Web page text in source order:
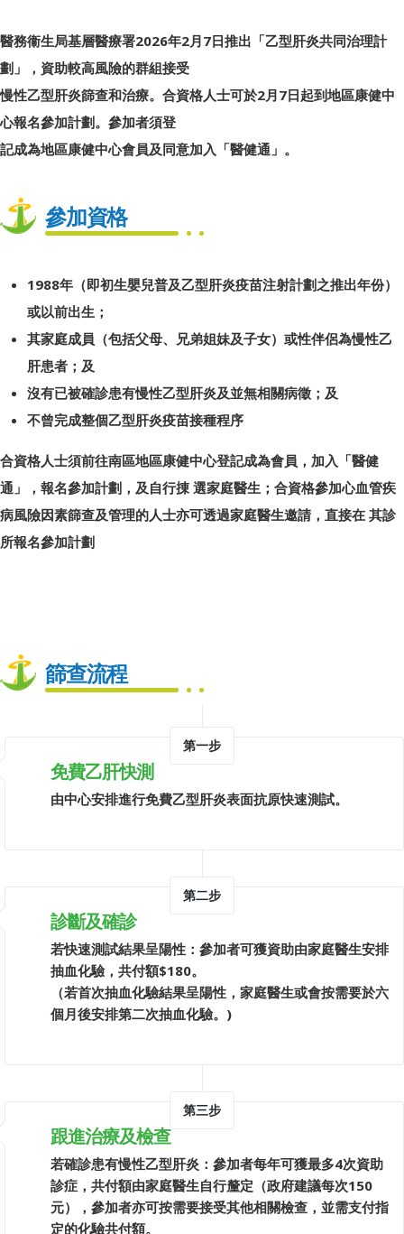
醫務衞生局基層醫療署2026年2月7日推出「乙型肝炎共同治理計
劃」，資助較高風險的群組接受
慢性乙型肝炎篩查和治療。合資格人士可於2月7日起到地區康健中
心報名參加計劃。參加者須登
記成為地區康健中心會員及同意加入「醫健通」。
參加資格
1988年（即初生嬰兒普及乙型肝炎疫苗注射計劃之推出年份）
或以前出生；
其家庭成員（包括父母、兄弟姐妹及子女）或性伴侶為慢性乙
肝患者；及
沒有已被確診患有慢性乙型肝炎及並無相關病徵；及
不曾完成整個乙型肝炎疫苗接種程序
合資格人士須前往南區地區康健中心登記成為會員，加入「醫健
通」，報名參加計劃，及自行㨂 選家庭醫生；合資格參加心血管疾
病風險因素篩查及管理的人士亦可透過家庭醫生邀請，直接在 其診
所報名參加計劃
篩查流程
第一步
免費乙肝快測
由中心安排進行免費乙型肝炎表面抗原快速測試。
第二步
診斷及確診
若快速測試結果呈陽性：參加者可獲資助由家庭醫生安排
抽血化驗，共付額$180。
（若首次抽血化驗結果呈陽性，家庭醫生或會按需要於六
個月後安排第二次抽血化驗。)
第三步
跟進治療及檢查
若確診患有慢性乙型肝炎：參加者每年可獲最多4次資助
診症，共付額由家庭醫生自行釐定（政府建議每次150
元），參加者亦可按需要接受其他相關檢查，並需支付指
定的化驗共付額。